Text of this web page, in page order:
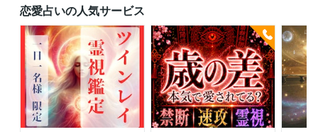
恋愛占いの人気サービス